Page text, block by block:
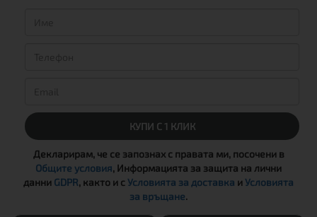
КУПИ С 1 КЛИК
Декларирам, че се запознах с правата ми, посочени в
Общите условия, Информацията за защита на лични
данни GDPR, както и сУсловията за доставка иУсловията
за връщане.